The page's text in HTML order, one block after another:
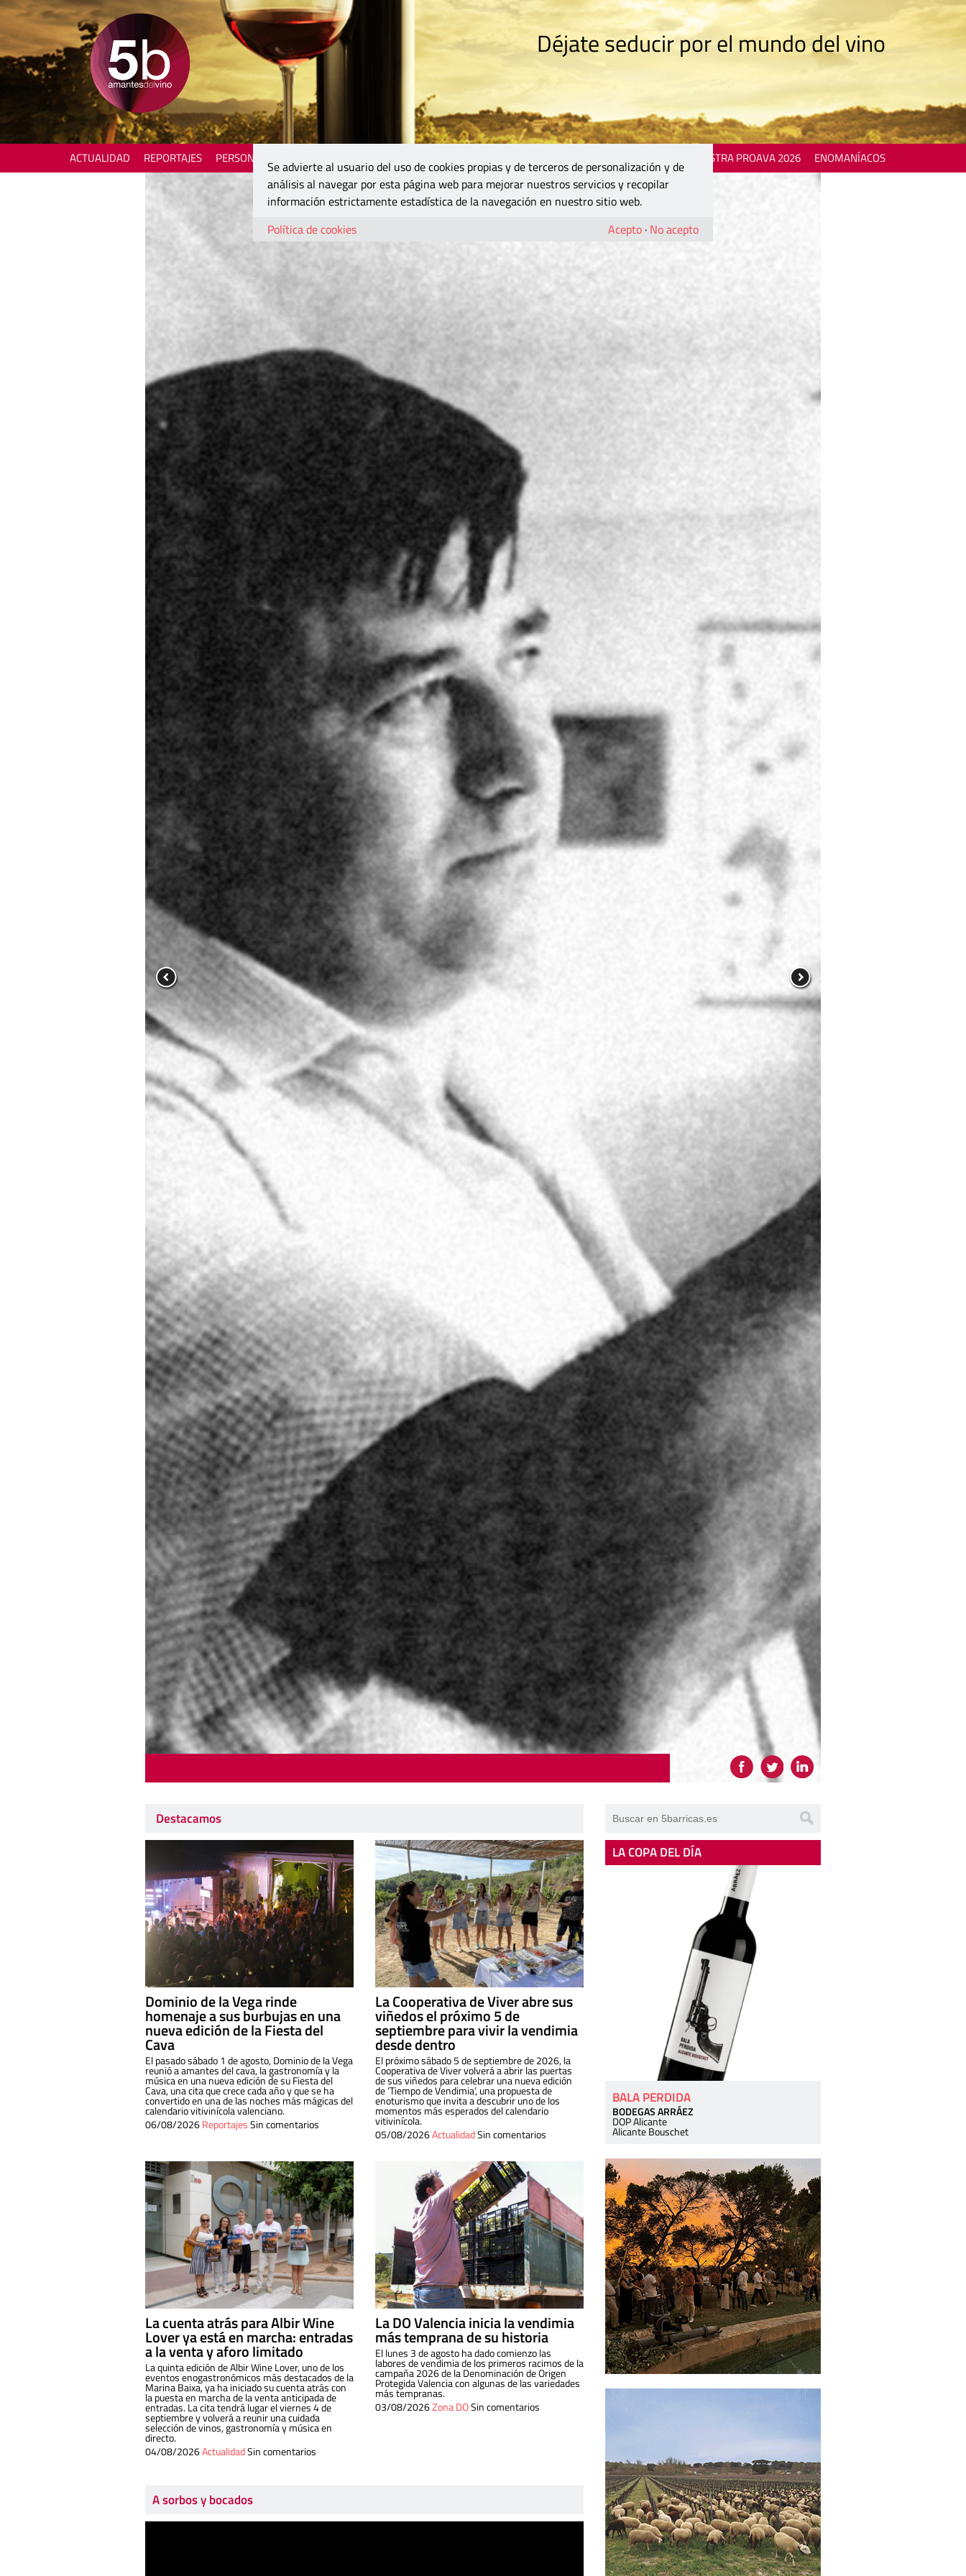
Déjate seducir por el mundo del vino
ACTUALIDAD REPORTAJES PERSONAJES MOSTRA PROAVA 2026 ENOMANÍACOS
Destacamos
Dominio de la Vega rinde
homenaje a sus burbujas en una
nueva edición de la Fiesta del
Cava
El pasado sábado 1 de agosto, Dominio de la Vega
reunió a amantes del cava, la gastronomía y la
música en una nueva edición de su Fiesta del
Cava, una cita que crece cada año y que se ha
convertido en una de las noches más mágicas del
calendario vitivinícola valenciano.
06/08/2026ReportajesSin comentarios
La Cooperativa de Viver abre sus
viñedos el próximo 5 de
septiembre para vivir la vendimia
desde dentro
El próximo sábado 5 de septiembre de 2026, la
Cooperativa de Viver volverá a abrir las puertas
de sus viñedos para celebrar una nueva edición
de ‘Tiempo de Vendimia’, una propuesta de
enoturismo que invita a descubrir uno de los
momentos más esperados del calendario
vitivinícola.
05/08/2026ActualidadSin comentarios
La cuenta atrás para Albir Wine
Lover ya está en marcha: entradas
a la venta y aforo limitado
La quinta edición de Albir Wine Lover, uno de los
eventos enogastronómicos más destacados de la
Marina Baixa, ya ha iniciado su cuenta atrás con
la puesta en marcha de la venta anticipada de
entradas. La cita tendrá lugar el viernes 4 de
septiembre y volverá a reunir una cuidada
selección de vinos, gastronomía y música en
directo.
04/08/2026ActualidadSin comentarios
La DO Valencia inicia la vendimia
más temprana de su historia
El lunes 3 de agosto ha dado comienzo las
labores de vendimia de los primeros racimos de la
campaña 2026 de la Denominación de Origen
Protegida Valencia con algunas de las variedades
más tempranas.
03/08/2026Zona DOSin comentarios
A sorbos y bocados
LA COPA DEL DÍA
BALA PERDIDA
BODEGAS ARRÁEZ
DOP Alicante
Alicante Bouschet
Se advierte al usuario del uso de cookies propias y de terceros de personalización y de
análisis al navegar por esta página web para mejorar nuestros servicios y recopilar
información estrictamente estadística de la navegación en nuestro sitio web.
Política de cookies
Acepto · No acepto